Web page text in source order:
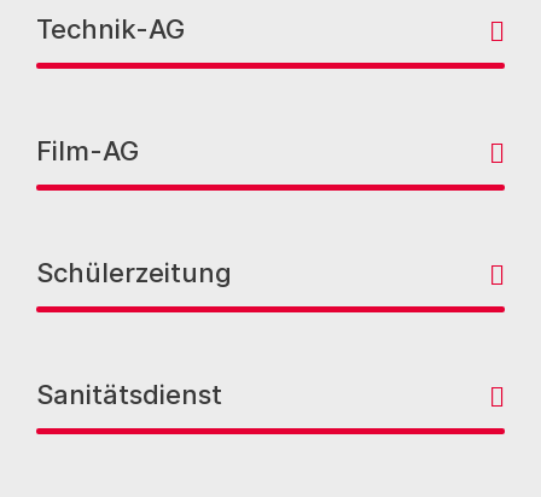
Technik-AG
Film-AG
Schülerzeitung
Sanitätsdienst